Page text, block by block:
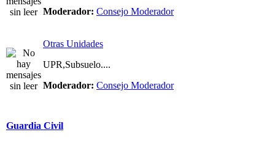
Moderador: Consejo Moderador
Otras Unidades
UPR,Subsuelo....
Moderador: Consejo Moderador
Guardia Civil